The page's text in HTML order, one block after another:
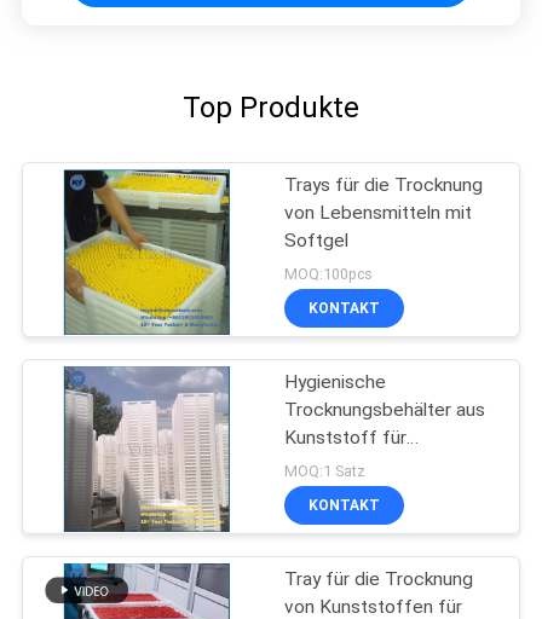
Top Produkte
Trays für die Trocknung
von Lebensmitteln mit
Softgel
MOQ:100pcs
KONTAKT
Hygienische
Trocknungsbehälter aus
Kunststoff für
Lebensmittel
MOQ:1 Satz
KONTAKT
Tray für die Trocknung
von Kunststoffen für